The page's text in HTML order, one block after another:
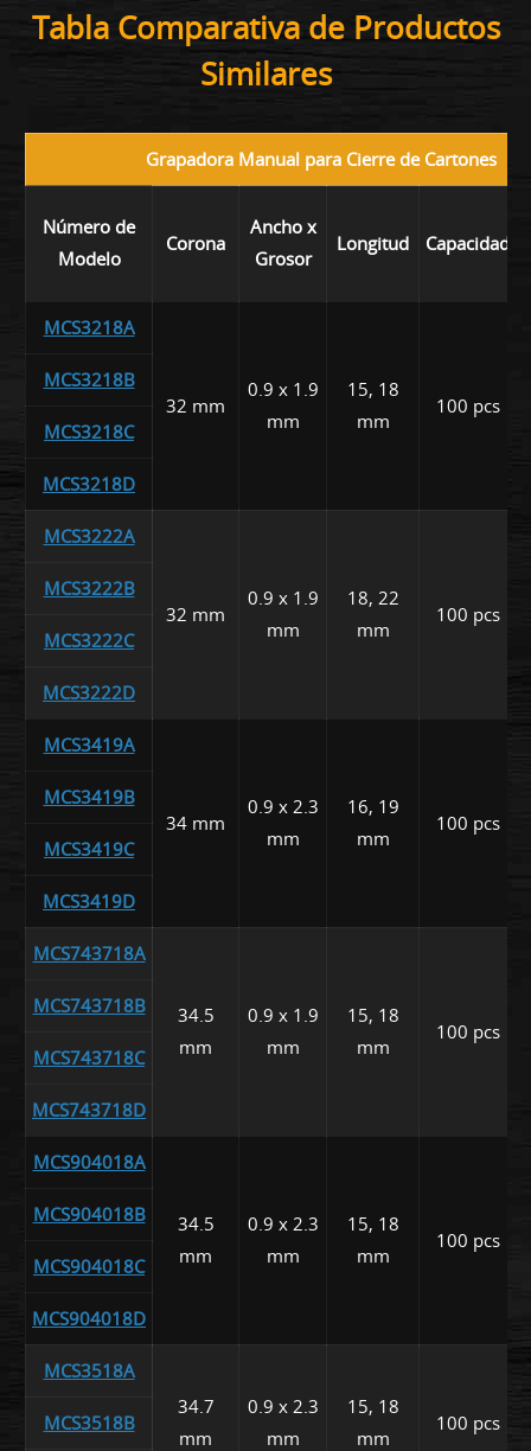
Tabla Comparativa de Productos
Similares
Grapadora Manual para Cierre de Cartones
Número de
Modelo
Corona
Ancho x
Grosor
Longitud
Capacidad
MCS3218A
32 mm
0.9 x 1.9
mm
15, 18
mm
100 pcs
MCS3218B
MCS3218C
MCS3218D
MCS3222A
32 mm
0.9 x 1.9
mm
18, 22
mm
100 pcs
MCS3222B
MCS3222C
MCS3222D
MCS3419A
34 mm
0.9 x 2.3
mm
16, 19
mm
100 pcs
MCS3419B
MCS3419C
MCS3419D
MCS743718A
34.5
mm
0.9 x 1.9
mm
15, 18
mm
100 pcs
MCS743718B
MCS743718C
MCS743718D
MCS904018A
34.5
mm
0.9 x 2.3
mm
15, 18
mm
100 pcs
MCS904018B
MCS904018C
MCS904018D
MCS3518A
34.7
mm
0.9 x 2.3
mm
15, 18
mm
100 pcs
MCS3518B